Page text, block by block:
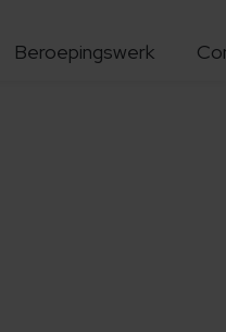
Beroepingswerk